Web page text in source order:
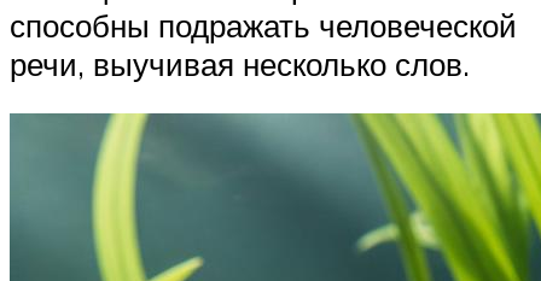
способны подражать человеческой
речи, выучивая несколько слов.